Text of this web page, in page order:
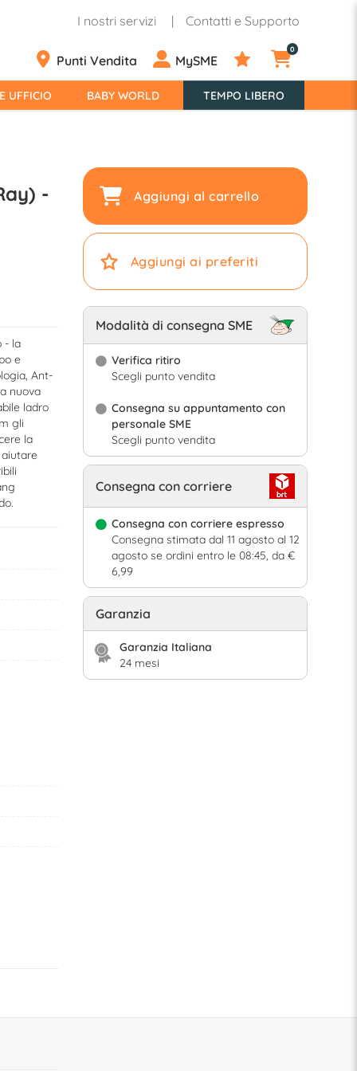
I nostri servizi Contatti e Supporto
Punti Vendita MySME
0
UFFICIO BABY WORLD TEMPO LIBERO
-
- la
e
Ant-
nuova
ladro
gli
la
Aggiungi al carrello
Aggiungi ai preferiti
Modalità di consegna SME
Verifica ritiro
Scegli punto vendita
Consegna su appuntamento con
personale SME
Scegli punto vendita
Consegna con corriere
Consegna con corriere espresso
Consegna stimata dal 11 agosto al 12
agosto se ordini entro le 08:45, da €
6,99
Garanzia
Garanzia Italiana
24 mesi